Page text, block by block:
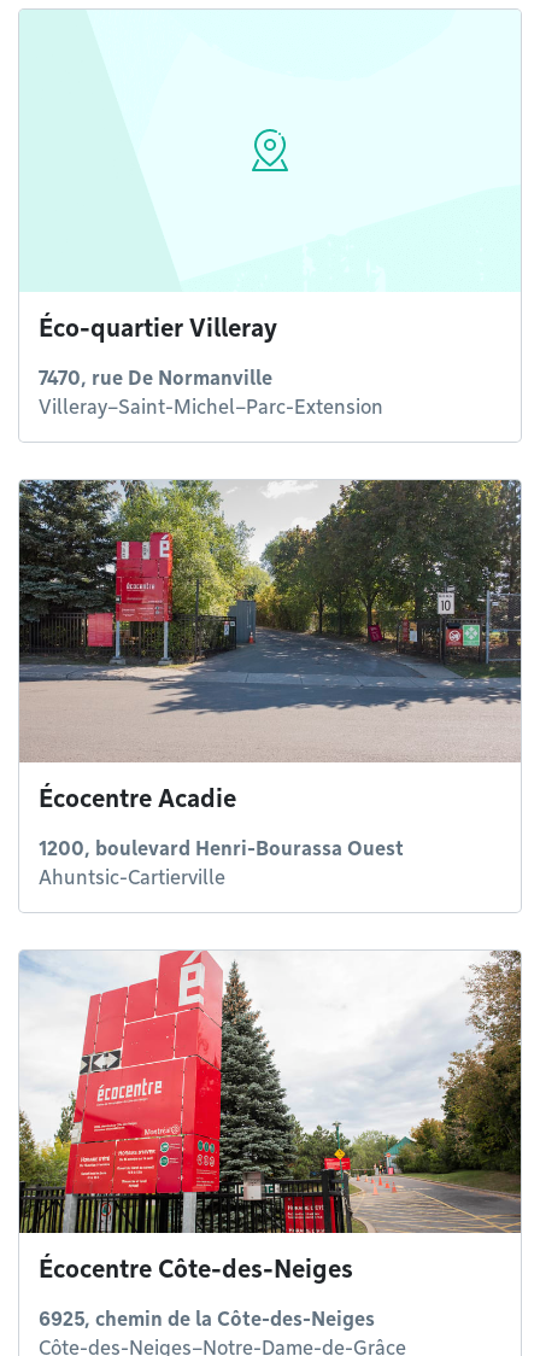
Éco-quartier Villeray
7470, rue De Normanville
Villeray–Saint-Michel–Parc-Extension
Écocentre Acadie
1200, boulevard Henri-Bourassa Ouest
Ahuntsic-Cartierville
Écocentre Côte-des-Neiges
6925, chemin de la Côte-des-Neiges
Côte-des-Neiges–Notre-Dame-de-Grâce